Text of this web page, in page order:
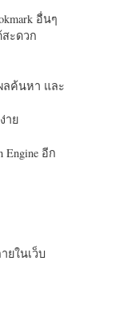
อื่นๆ
สะดวก
ลค้นหา และ
าย
อีก
ยในเว็บ